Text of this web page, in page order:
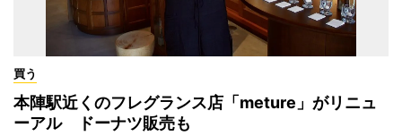
買う
本陣駅近くのフレグランス店「meture」がリニュ
ーアル ドーナツ販売も